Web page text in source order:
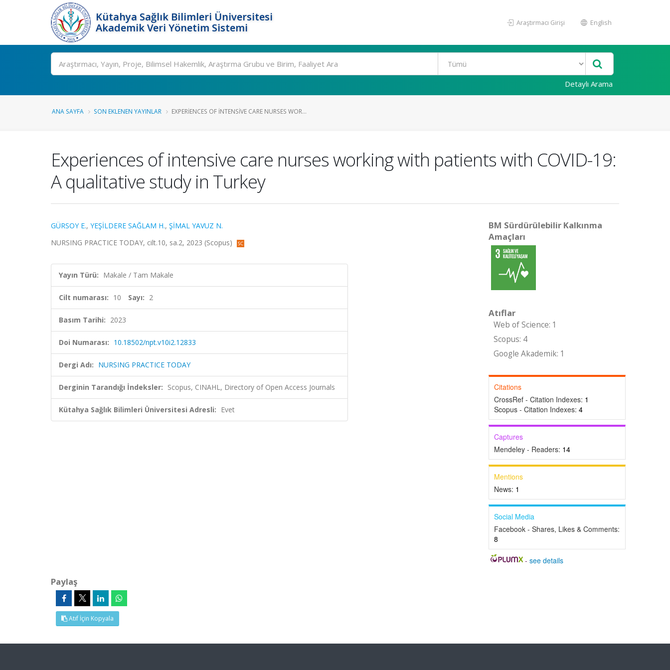
Kütahya Sağlık Bilimleri Üniversitesi
Akademik Veri Yönetim Sistemi
Araştırmacı Girişi English
Ara
Detaylı Arama
ANA SAYFA SON EKLENEN YAYINLAR EXPERIENCES OF INTENSIVE CARE NURSES WOR...
Experiences of intensive care nurses working with patients with COVID-19:
A qualitative study in Turkey
GÜRSOY E., YEŞİLDERE SAĞLAM H., ŞİMAL YAVUZ N.
NURSING PRACTICE TODAY, cilt.10, sa.2, 2023 (Scopus)
Yayın Türü: Makale / Tam Makale
Cilt numarası: 10 Sayı: 2
Basım Tarihi: 2023
Doi Numarası: 10.18502/npt.v10i2.12833
Dergi Adı: NURSING PRACTICE TODAY
Derginin Tarandığı İndeksler: Scopus, CINAHL, Directory of Open Access Journals
Kütahya Sağlık Bilimleri Üniversitesi Adresli: Evet
BM Sürdürülebilir Kalkınma
Amaçları
Atıflar
Web of Science: 1
Scopus: 4
Google Akademik: 1
Citations
CrossRef - Citation Indexes: 1
Scopus - Citation Indexes: 4
Captures
Mendeley - Readers: 14
Mentions
News: 1
Social Media
Facebook - Shares, Likes & Comments:
8
-see details
Paylaş
Atıf İçin Kopyala